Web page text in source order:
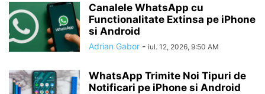
Canalele WhatsApp cu
Functionalitate Extinsa pe iPhone
si Android
Adrian Gabor - iul. 12, 2026, 9:50 AM
WhatsApp Trimite Noi Tipuri de
Notificari pe iPhone si Android